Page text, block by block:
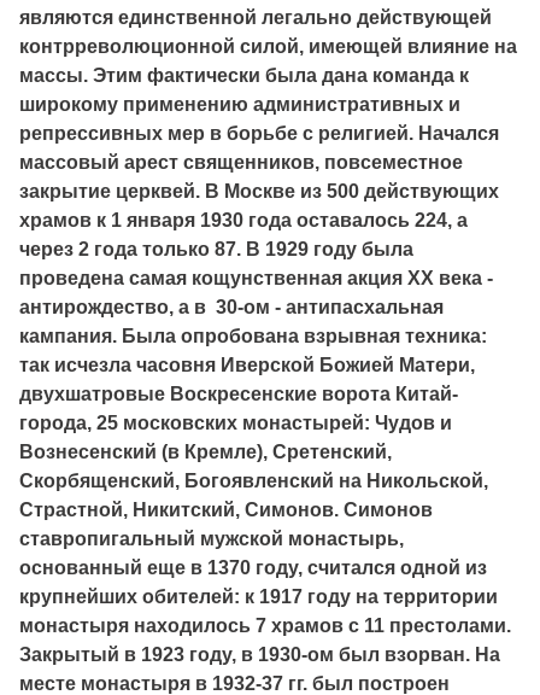
являются единственной легально действующей
контрреволюционной силой, имеющей влияние на
массы. Этим фактически была дана команда к
широкому применению административных и
репрессивных мер в борьбе с религией. Начался
массовый арест священников, повсеместное
закрытие церквей. В Москве из 500 действующих
храмов к 1 января 1930 года оставалось 224, а
через 2 года только 87. В 1929 году была
проведена самая кощунственная акция XX века -
антирождество, а в 30-ом - антипасхальная
кампания. Была опробована взрывная техника:
так исчезла часовня Иверской Божией Матери,
двухшатровые Воскресенские ворота Китай-
города, 25 московских монастырей: Чудов и
Вознесенский (в Кремле), Сретенский,
Скорбященский, Богоявленский на Никольской,
Страстной, Никитский, Симонов. Симонов
ставропигальный мужской монастырь,
основанный еще в 1370 году, считался одной из
крупнейших обителей: к 1917 году на территории
монастыря находилось 7 храмов с 11 престолами.
Закрытый в 1923 году, в 1930-ом был взорван. На
месте монастыря в 1932-37 гг. был построен